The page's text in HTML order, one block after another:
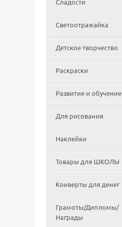
Сладости
Светоотражайка
Детское творчество
Раскраски
Развитие и обучение
Для рисования
Наклейки
Товары для ШКОЛЫ
Конверты для денег
Грамоты/Дипломы/
Награды